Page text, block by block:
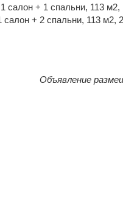
салон + 1 спальни, 113 м2,
+ 2 спальни, 113 м2,
Объявление